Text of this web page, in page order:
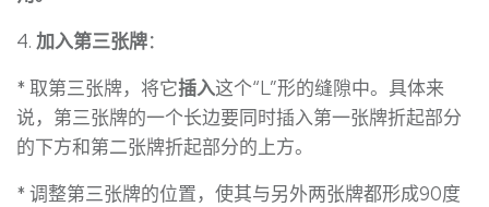
4. 加入第三张牌：
* 取第三张牌，将它插入这个“L”形的缝隙中。具体来
说，第三张牌的一个长边要同时插入第一张牌折起部分
的下方和第二张牌折起部分的上方。
* 调整第三张牌的位置，使其与另外两张牌都形成90度